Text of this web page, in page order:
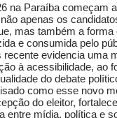
na Paraíba começam
apenas os
mas também a
e consumida pelo
recente evidencia uma
à acessibilidade, ao
do debate
como esse novo
do eleitor,
entre mídia, política e